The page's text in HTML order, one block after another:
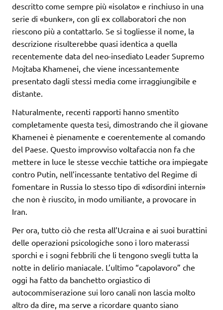
descritto come sempre più «isolato» e rinchiuso in una
serie di «bunker», con gli ex collaboratori che non
riescono più a contattarlo. Se si togliesse il nome, la
descrizione risulterebbe quasi identica a quella
recentemente data del neo-insediato Leader Supremo
Mojtaba Khamenei, che viene incessantemente
presentato dagli stessi media come irraggiungibile e
distante.
Naturalmente, recenti rapporti hanno smentito
completamente questa tesi, dimostrando che il giovane
Khamenei è pienamente e coerentemente al comando
del Paese. Questo improvviso voltafaccia non fa che
mettere in luce le stesse vecchie tattiche ora impiegate
contro Putin, nell’incessante tentativo del Regime di
fomentare in Russia lo stesso tipo di «disordini interni»
che non è riuscito, in modo umiliante, a provocare in
Iran.
Per ora, tutto ciò che resta all’Ucraina e ai suoi burattini
delle operazioni psicologiche sono i loro materassi
sporchi e i sogni febbrili che li tengono svegli tutta la
notte in delirio maniacale. L’ultimo “capolavoro” che
oggi ha fatto da banchetto orgiastico di
autocommiserazione sui loro canali non lascia molto
altro da dire, ma serve a ricordare quanto siano